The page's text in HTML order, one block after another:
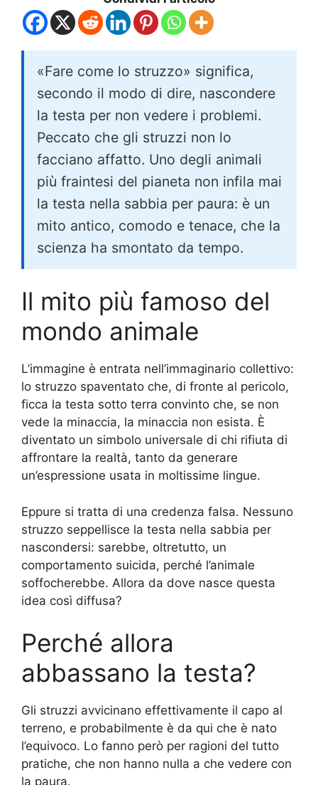
«Fare come lo struzzo» significa,
secondo il modo di dire, nascondere
la testa per non vedere i problemi.
Peccato che gli struzzi non lo
facciano affatto. Uno degli animali
più fraintesi del pianeta non infila mai
la testa nella sabbia per paura: è un
mito antico, comodo e tenace, che la
scienza ha smontato da tempo.
Il mito più famoso del
mondo animale
L’immagine è entrata nell’immaginario collettivo:
lo struzzo spaventato che, di fronte al pericolo,
ficca la testa sotto terra convinto che, se non
vede la minaccia, la minaccia non esista. È
diventato un simbolo universale di chi rifiuta di
affrontare la realtà, tanto da generare
un’espressione usata in moltissime lingue.
Eppure si tratta di una credenza falsa. Nessuno
struzzo seppellisce la testa nella sabbia per
nascondersi: sarebbe, oltretutto, un
comportamento suicida, perché l’animale
soffocherebbe. Allora da dove nasce questa
idea così diffusa?
Perché allora
abbassano la testa?
Gli struzzi avvicinano effettivamente il capo al
terreno, e probabilmente è da qui che è nato
l’equivoco. Lo fanno però per ragioni del tutto
pratiche, che non hanno nulla a che vedere con
la paura.